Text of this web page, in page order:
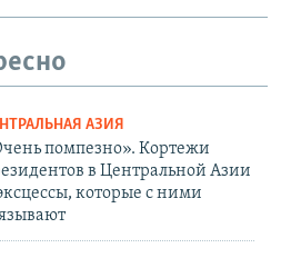
АЗИЯ
помпезно». Кортежи
в Центральной Азии
которые с ними